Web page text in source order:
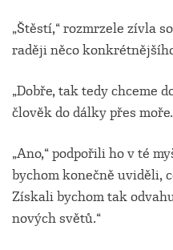
„Štěstí,“ rozmrzele zívla
raději něco
„Dobře, tak tedy chceme
člověk do dálky přes moře.
„Ano,“ podpořili ho v té
bychom konečně uviděli,
Získali bychom tak
nových světů.“